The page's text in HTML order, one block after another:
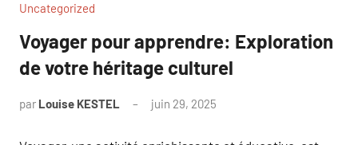
Uncategorized
Voyager pour apprendre: Exploration
de votre héritage culturel
par Louise KESTEL juin 29, 2025